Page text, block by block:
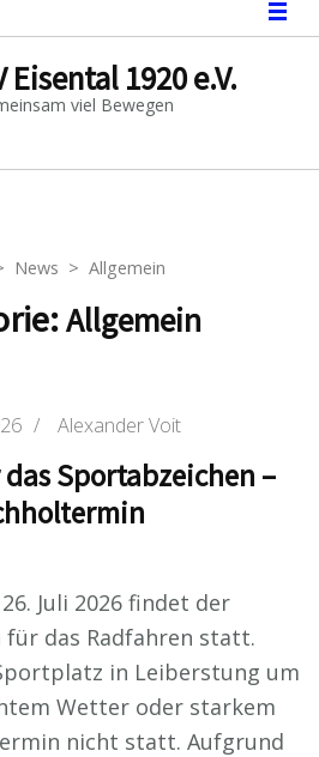
Eisental 1920 e.V.
viel Bewegen
News > Allgemein
Allgemein
/ Alexander Voit
Sportabzeichen –
Juli 2026 findet der
das Radfahren statt.
in Leiberstung um
Wetter oder starkem
nicht statt. Aufgrund